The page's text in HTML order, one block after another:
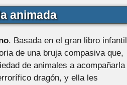
animada
. Basada en el gran libro infantil
de una bruja compasiva que,
de animales a acompañarla
dragón, y ella les